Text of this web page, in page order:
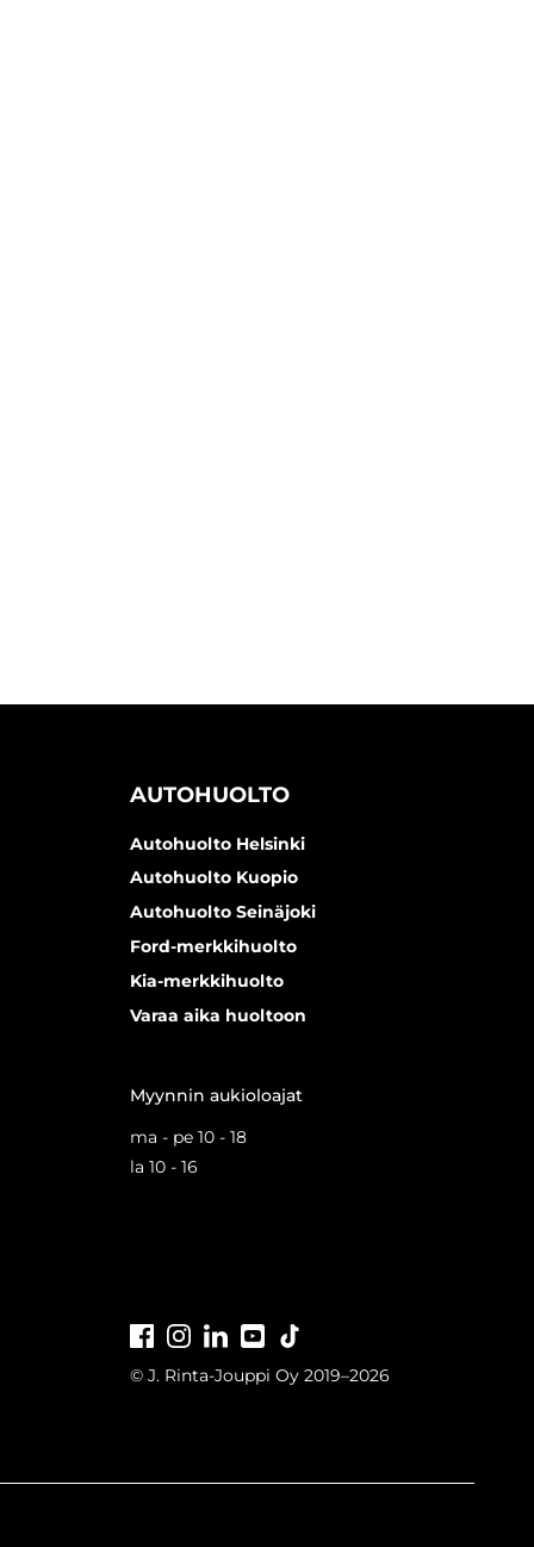
AUTOHUOLTO
Autohuolto Helsinki
Autohuolto Kuopio
Autohuolto Seinäjoki
Ford-merkkihuolto
Kia-merkkihuolto
Varaa aika huoltoon
Myynnin aukioloajat
ma - pe 10 - 18
la 10 - 16
FacebookInstagramLinkedInYoutube
© J. Rinta-Jouppi Oy 2019–2026